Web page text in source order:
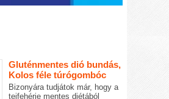
Gluténmentes dió bundás,
Kolos féle túrógombóc
Bizonyára tudjátok már, hogy a
tejfehérje mentes diétából